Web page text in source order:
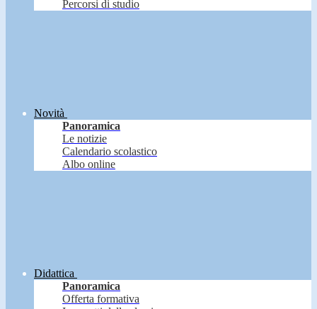
Percorsi di studio
Novità
Panoramica
Le notizie
Calendario scolastico
Albo online
Didattica
Panoramica
Offerta formativa